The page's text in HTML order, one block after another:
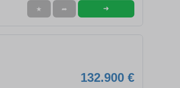
★ ➦ ➜
132.900 €